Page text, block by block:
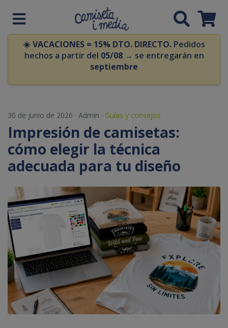
☀️VACACIONES = 15% DTO. DIRECTO. Pedidos
hechos a partir del 05/08→ se entregarán en
septiembre
30 de junio de 2026 · Admin · Guías y consejos
Impresión de camisetas:
cómo elegir la técnica
adecuada para tu diseño